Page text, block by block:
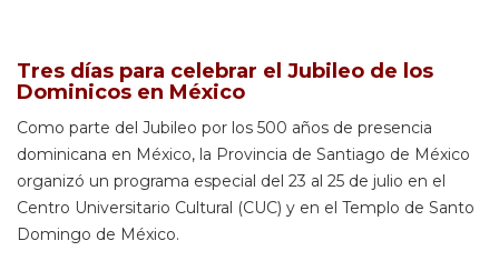
Tres días para celebrar el Jubileo de los
Dominicos en México
Como parte del Jubileo por los 500 años de presencia
dominicana en México, la Provincia de Santiago de México
organizó un programa especial del 23 al 25 de julio en el
Centro Universitario Cultural (CUC) y en el Templo de Santo
Domingo de México.